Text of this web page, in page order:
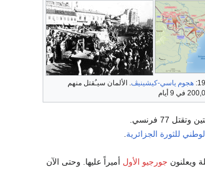
هجوم ياسي-كيشينيڤ . الألمان سيـُقتل منهم
في 9 أيام
77 فرنسي.
للثورة الجزائرية
ويعلنون جورجيو الأول أميراً عليها. وحتى الآن